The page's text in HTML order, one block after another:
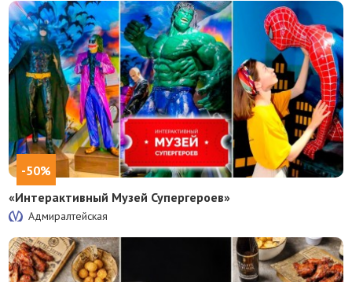
-50%
«Интерактивный Музей Супергероев»
Адмиралтейская